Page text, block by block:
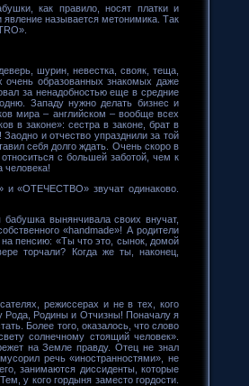
как правило, носят платки и
называется метонимика. Так
шурин, невестка, свояк, теща,
очень образованных знакомых даже
за ненадобностью еще в средние
Западу нужно делать бизнес и
мира – английском – вообще всех
в законе»: сестра в законе, брат в
и отчество упразднили за той
себя долго ждать. Очень скоро в
с большей заботой, чем к
«ОТЕЧЕСТВО» звучат одинаково.
вынянчивала своих внучат,
«handmade»! А родители
на пенсию: «Ты что это, сынок, домой
торчали? Когда же ты, наконец,
режиссерах и не в тех, кого
Рода, Родины и Отчизны! Поначалу я
Более того, оказалось, что слово
солнечному стоящий человек».
на Земле правду. Отец не знал
речь «иностранностями», не
занимаются диссиденты, которые
у кого гордыня заместо гордости.